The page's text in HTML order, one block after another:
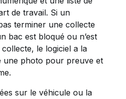
de travail. Si un
terminer une collecte
bac est bloqué ou n’est
le logiciel a la
une photo pour preuve et
sur le véhicule ou la